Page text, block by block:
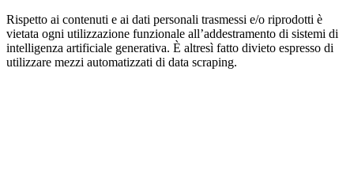
Rispetto ai contenuti e ai dati personali trasmessi e/o riprodotti è
vietata ogni utilizzazione funzionale all’addestramento di sistemi di
intelligenza artificiale generativa. È altresì fatto divieto espresso di
utilizzare mezzi automatizzati di data scraping.